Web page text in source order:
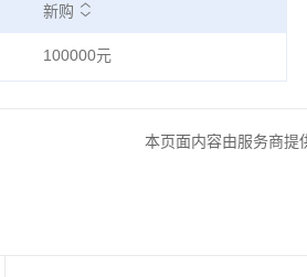
新购
100000元
本页面内容由服务商提